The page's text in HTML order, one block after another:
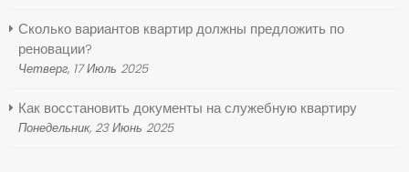
Сколько вариантов квартир должны предложить по
реновации?
Четверг, 17 Июль 2025
Как восстановить документы на служебную квартиру
Понедельник, 23 Июнь 2025